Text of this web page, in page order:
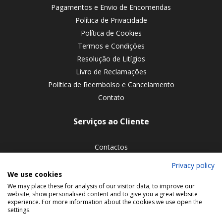
Pagamentos e Envio de Encomendas
Política de Privacidade
Política de Cookies
Termos e Condições
Resolução de Litígios
Livro de Reclamações
Política de Reembolso e Cancelamento
Contato
Serviços ao Cliente
Contactos
Siga-nos nas redes sociais
Privacy policy
We use cookies
We may place these for analysis of our visitor data, to improve our
website, show personalised content and to give you a great website
experience. For more information about the cookies we use open the
settings.